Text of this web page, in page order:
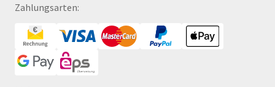
Zahlungsarten: